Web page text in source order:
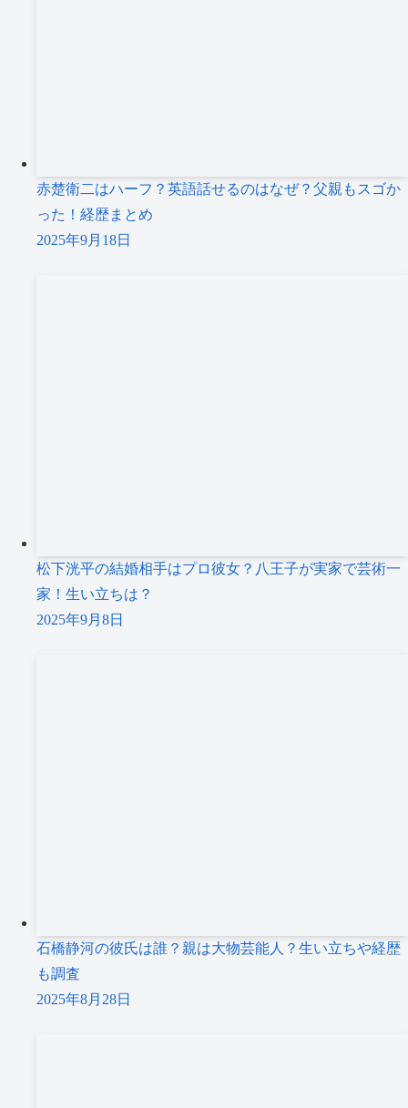
赤楚衛二はハーフ？英語話せるのはなぜ？父親もスゴか
った！経歴まとめ
2025年9月18日
松下洸平の結婚相手はプロ彼女？八王子が実家で芸術一
家！生い立ちは？
2025年9月8日
石橋静河の彼氏は誰？親は大物芸能人？生い立ちや経歴
も調査
2025年8月28日